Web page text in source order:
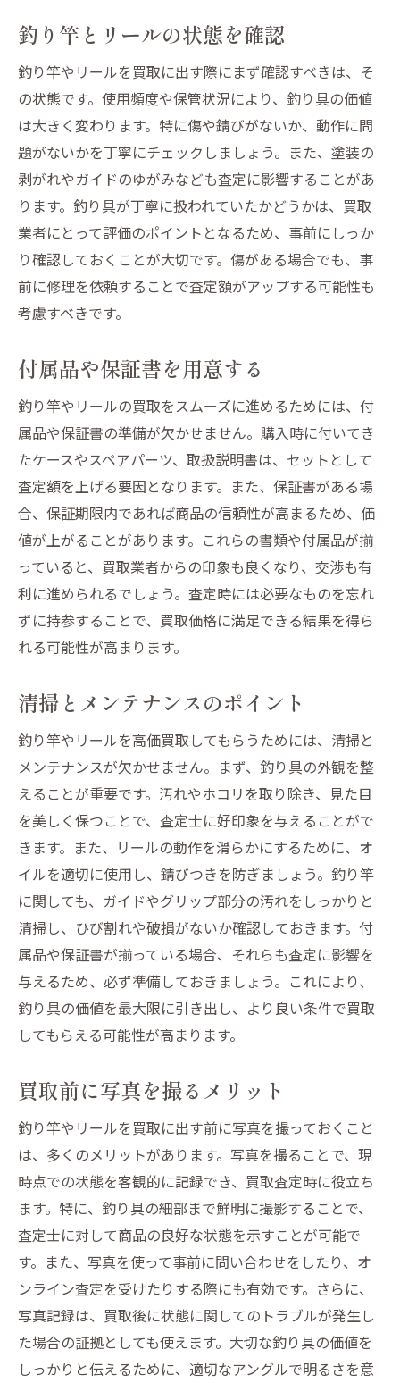
釣り竿とリールの状態を確認
釣り竿やリールを買取に出す際にまず確認すべきは、そ
の状態です。使用頻度や保管状況により、釣り具の価値
は大きく変わります。特に傷や錆びがないか、動作に問
題がないかを丁寧にチェックしましょう。また、塗装の
剥がれやガイドのゆがみなども査定に影響することがあ
ります。釣り具が丁寧に扱われていたかどうかは、買取
業者にとって評価のポイントとなるため、事前にしっか
り確認しておくことが大切です。傷がある場合でも、事
前に修理を依頼することで査定額がアップする可能性も
考慮すべきです。
付属品や保証書を用意する
釣り竿やリールの買取をスムーズに進めるためには、付
属品や保証書の準備が欠かせません。購入時に付いてき
たケースやスペアパーツ、取扱説明書は、セットとして
査定額を上げる要因となります。また、保証書がある場
合、保証期限内であれば商品の信頼性が高まるため、価
値が上がることがあります。これらの書類や付属品が揃
っていると、買取業者からの印象も良くなり、交渉も有
利に進められるでしょう。査定時には必要なものを忘れ
ずに持参することで、買取価格に満足できる結果を得ら
れる可能性が高まります。
清掃とメンテナンスのポイント
釣り竿やリールを高価買取してもらうためには、清掃と
メンテナンスが欠かせません。まず、釣り具の外観を整
えることが重要です。汚れやホコリを取り除き、見た目
を美しく保つことで、査定士に好印象を与えることがで
きます。また、リールの動作を滑らかにするために、オ
イルを適切に使用し、錆びつきを防ぎましょう。釣り竿
に関しても、ガイドやグリップ部分の汚れをしっかりと
清掃し、ひび割れや破損がないか確認しておきます。付
属品や保証書が揃っている場合、それらも査定に影響を
与えるため、必ず準備しておきましょう。これにより、
釣り具の価値を最大限に引き出し、より良い条件で買取
してもらえる可能性が高まります。
買取前に写真を撮るメリット
釣り竿やリールを買取に出す前に写真を撮っておくこと
は、多くのメリットがあります。写真を撮ることで、現
時点での状態を客観的に記録でき、買取査定時に役立ち
ます。特に、釣り具の細部まで鮮明に撮影することで、
査定士に対して商品の良好な状態を示すことが可能で
す。また、写真を使って事前に問い合わせをしたり、オ
ンライン査定を受けたりする際にも有効です。さらに、
写真記録は、買取後に状態に関してのトラブルが発生し
た場合の証拠としても使えます。大切な釣り具の価値を
しっかりと伝えるために、適切なアングルで明るさを意